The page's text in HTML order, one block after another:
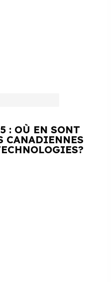
: OÙ EN SONT
CANADIENNES